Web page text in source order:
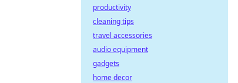
productivity
cleaning tips
travel accessories
audio equipment
gadgets
home decor